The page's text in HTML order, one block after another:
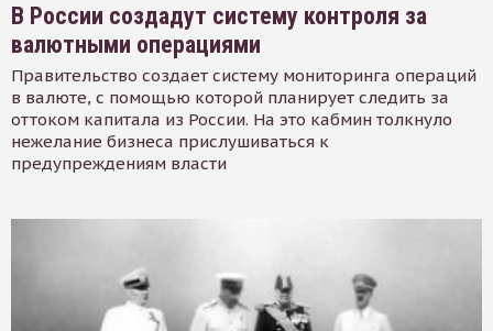
В России создадут систему контроля за
валютными операциями
Правительство создает систему мониторинга операций
в валюте, с помощью которой планирует следить за
оттоком капитала из России. На это кабмин толкнуло
нежелание бизнеса прислушиваться к
предупреждениям власти